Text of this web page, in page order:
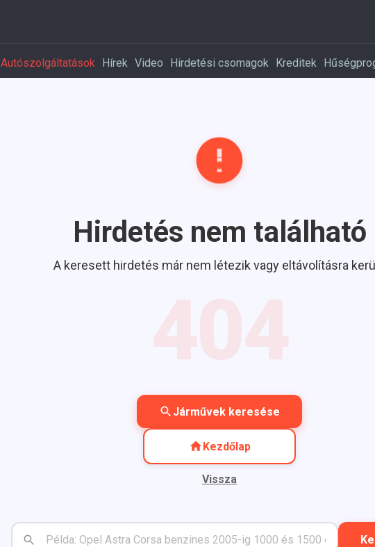
Autószolgáltatások Hírek Video Hirdetési csomagok Kreditek
Hirdetés nem található
A keresett hirdetés már nem létezik vagy eltávolításra
Járművek keresése
Kezdőlap
Vissza